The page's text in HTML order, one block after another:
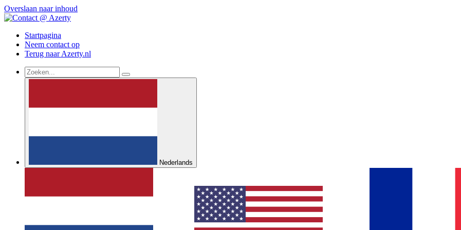
Overslaan naar inhoud
Startpagina
Neem contact op
Terug naar Azerty.nl
Nederlands